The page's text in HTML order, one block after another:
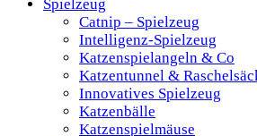
Spielzeug
Catnip – Spielzeug
Intelligenz-Spielzeug
Katzenspielangeln & Co
Katzentunnel &
Innovatives Spielzeug
Katzenbälle
Katzenspielmäuse